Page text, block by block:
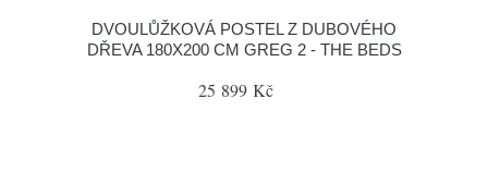
DVOULŮŽKOVÁ POSTEL Z DUBOVÉHO
DŘEVA 180X200 CM GREG 2 - THE BEDS
25 899 Kč